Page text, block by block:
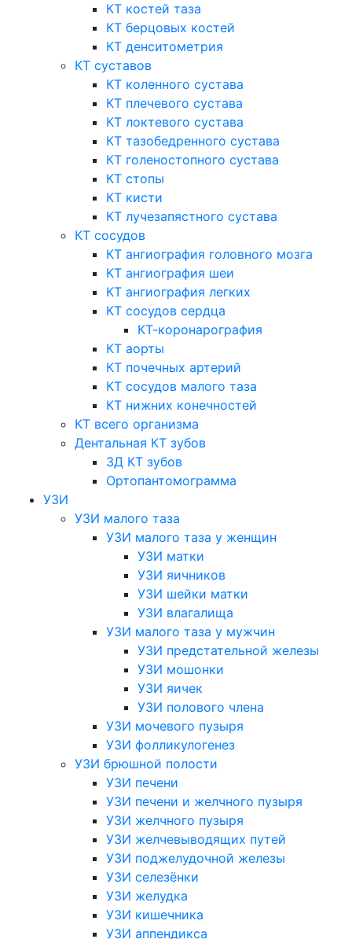
КТ костей таза
КТ берцовых костей
КТ денситометрия
КТ суставов
КТ коленного сустава
КТ плечевого сустава
КТ локтевого сустава
КТ тазобедренного сустава
КТ голеностопного сустава
КТ стопы
КТ кисти
КТ лучезапястного сустава
КТ сосудов
КТ ангиография головного мозга
КТ ангиография шеи
КТ ангиография легких
КТ сосудов сердца
КТ-коронарография
КТ аорты
КТ почечных артерий
КТ сосудов малого таза
КТ нижних конечностей
КТ всего организма
Дентальная КТ зубов
3Д КТ зубов
Ортопантомограмма
УЗИ
УЗИ малого таза
УЗИ малого таза у женщин
УЗИ матки
УЗИ яичников
УЗИ шейки матки
УЗИ влагалища
УЗИ малого таза у мужчин
УЗИ предстательной железы
УЗИ мошонки
УЗИ яичек
УЗИ полового члена
УЗИ мочевого пузыря
УЗИ фолликулогенез
УЗИ брюшной полости
УЗИ печени
УЗИ печени и желчного пузыря
УЗИ желчного пузыря
УЗИ желчевыводящих путей
УЗИ поджелудочной железы
УЗИ селезёнки
УЗИ желудка
УЗИ кишечника
УЗИ аппендикса